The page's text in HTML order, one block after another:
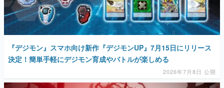
『デジモン』スマホ向け新作『デジモンUP』7月15日にリリース
決定！簡単手軽にデジモン育成やバトルが楽しめる
2026年7月8日 公開